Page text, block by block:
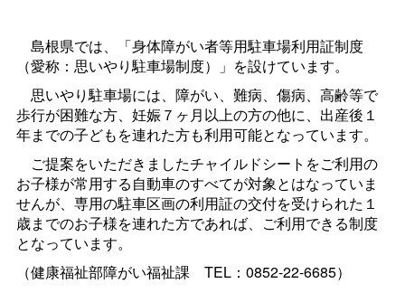
島根県では、「身体障がい者等用駐車場利用証制度
（愛称：思いやり駐車場制度）」を設けています。
思いやり駐車場には、障がい、難病、傷病、高齢等で
歩行が困難な方、妊娠７ヶ月以上の方の他に、出産後１
年までの子どもを連れた方も利用可能となっています。
ご提案をいただきましたチャイルドシートをご利用の
お子様が常用する自動車のすべてが対象とはなっていま
せんが、専用の駐車区画の利用証の交付を受けられた１
歳までのお子様を連れた方であれば、ご利用できる制度
となっています。
（健康福祉部障がい福祉課 TEL：0852-22-6685）